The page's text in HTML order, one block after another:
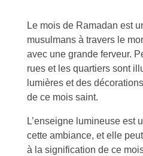
Le mois de Ramadan est
musulmans à travers le
avec une grande ferveur.
rues et les quartiers sont
lumières et des
de ce mois saint.
L’enseigne lumineuse est
cette ambiance, et elle
à la signification de ce